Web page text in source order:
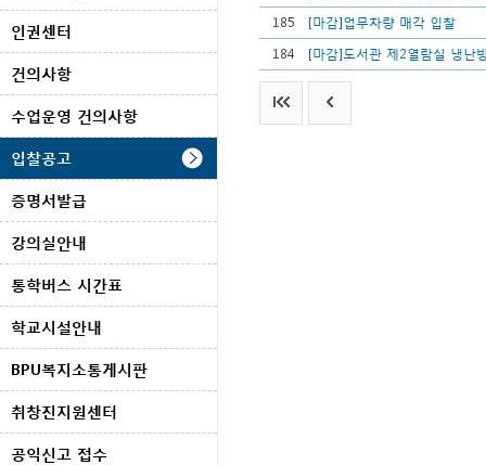
인권센터
건의사항
수업운영 건의사항
입찰공고
증명서발급
강의실안내
통학버스 시간표
학교시설안내
BPU복지소통게시판
취창진지원센터
공익신고 접수
185
[마감]업무차량 매각 입찰
184
[마감]도서관 제2열람실 냉난